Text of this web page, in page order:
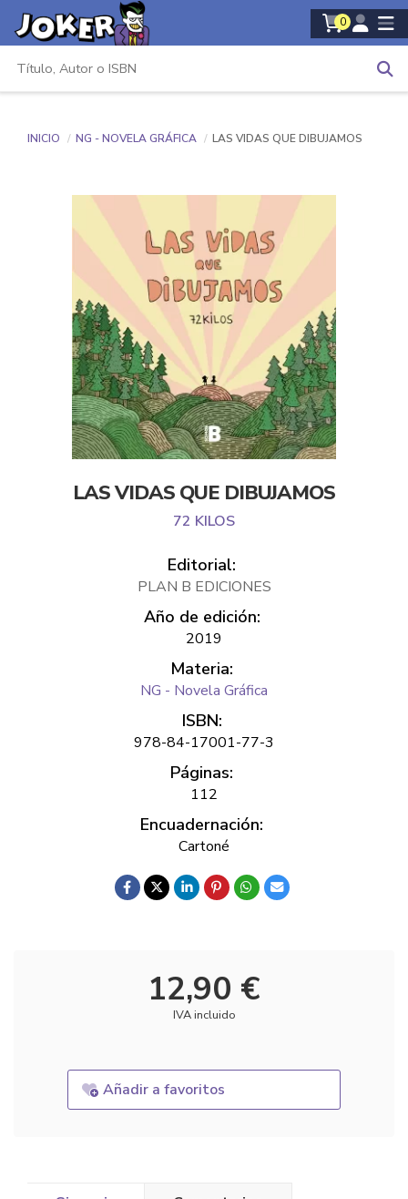
0
INICIO NG - NOVELA GRÁFICA LAS VIDAS QUE DIBUJAMOS
LAS VIDAS QUE DIBUJAMOS
72 KILOS
Editorial:
PLAN B EDICIONES
Año de edición:
2019
Materia:
NG - Novela Gráfica
ISBN:
978-84-17001-77-3
Páginas:
112
Encuadernación:
Cartoné
12,90 €
IVA incluido
Añadir a favoritos